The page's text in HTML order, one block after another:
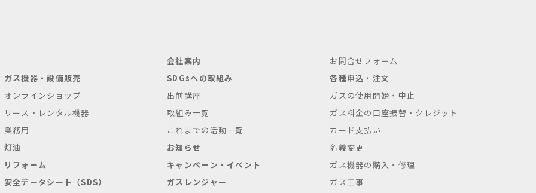
ガス機器・設備販売
オンラインショップ
リース・レンタル機器
業務用
灯油
リフォーム
安全データシート（SDS）
会社案内
SDGsへの取組み
出前講座
取組み一覧
これまでの活動一覧
お知らせ
キャンペーン・イベント
ガスレンジャー
お問合せフォーム
各種申込・注文
ガスの使用開始・中止
ガス料金の口座振替・クレジット
カード支払い
名義変更
ガス機器の購入・修理
ガス工事